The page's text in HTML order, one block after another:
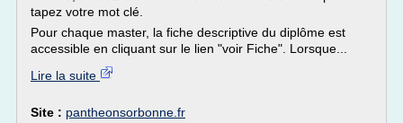
tapez votre mot clé.
Pour chaque master, la fiche descriptive du diplôme est
accessible en cliquant sur le lien "voir Fiche". Lorsque...
Lire la suite
Site : pantheonsorbonne.fr